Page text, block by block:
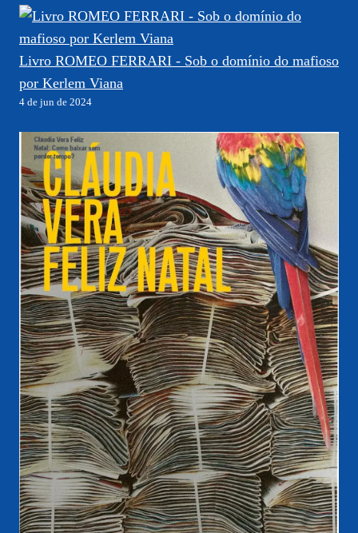
Livro ROMEO FERRARI - Sob o domínio do mafioso
por Kerlem Viana
4 de jun de 2024